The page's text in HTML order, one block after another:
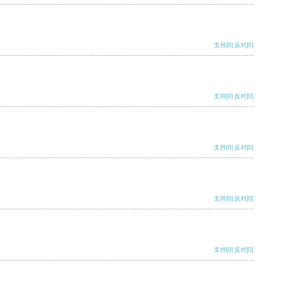
支持[0] 反对[0]
支持[0] 反对[0]
支持[0] 反对[0]
支持[0] 反对[0]
支持[0] 反对[0]